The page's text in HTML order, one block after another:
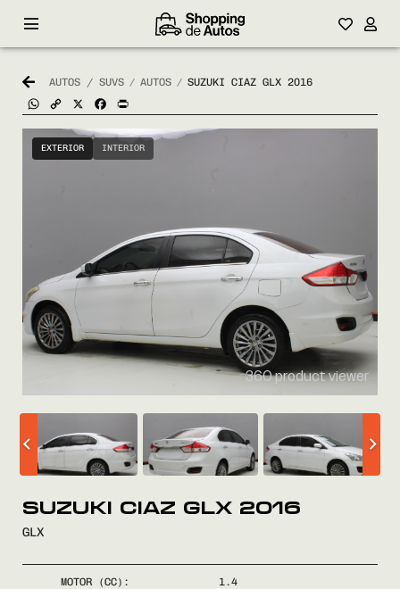
AUTOS / SUVS / AUTOS / SUZUKI CIAZ GLX 2016
WhatsApp
Copy
Link
Facebook
EXTERIOR INTERIOR
360 product viewer
SUZUKI CIAZ GLX 2016
GLX
MOTOR (CC): 1.4